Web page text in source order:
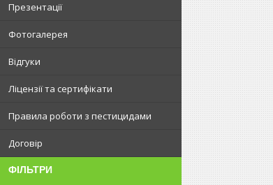
Презентації
Фотогалерея
Відгуки
Ліцензії та сертифікати
Правила роботи з пестицидами
Договір
ФІЛЬТРИ